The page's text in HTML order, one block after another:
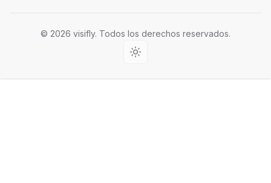
© 2026 visifly. Todos los derechos reservados.
Light theme (fixed)